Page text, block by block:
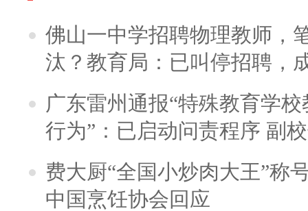
佛山一中学招聘物理教师，
汰？教育局：已叫停招聘，
广东雷州通报“特殊教育学
行为”：已启动问责程序 副
费大厨“全国小炒肉大王”称
中国烹饪协会回应